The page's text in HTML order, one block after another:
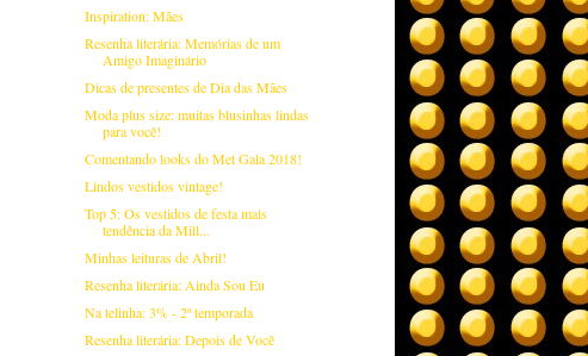
Inspiration: Mães
Resenha literária: Memórias de um
Amigo Imaginário
Dicas de presentes de Dia das Mães
Moda plus size: muitas blusinhas lindas
para você!
Comentando looks do Met Gala 2018!
Lindos vestidos vintage!
Top 5: Os vestidos de festa mais
tendência da Mill...
Minhas leituras de Abril!
Resenha literária: Ainda Sou Eu
Na telinha: 3% - 2ª temporada
Resenha literária: Depois de Você